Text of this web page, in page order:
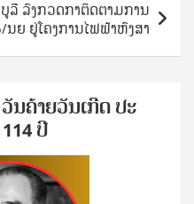
ລີ ລົງກວດກາຕິດຕາມການ
ຍ ຢູ່ໂຄງການໄຟຟ້າຫົງສາ​
ນ​ຄ້າຍ​ວັນ​ເກີດ ປ​ະ​
ປີ